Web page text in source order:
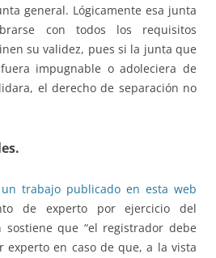
general. Lógicamente esa junta
con todos los requisitos
su validez, pues si la junta que
impugnable o adoleciera de
el derecho de separación no
trabajo publicado en esta web
de experto por ejercicio del
sostiene que “el registrador debe
experto en caso de que, a la vista